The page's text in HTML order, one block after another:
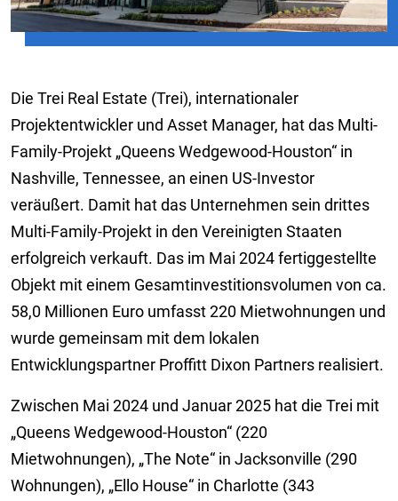
Die Trei Real Estate (Trei), internationaler
Projektentwickler und Asset Manager, hat das Multi-
Family-Projekt „Queens Wedgewood-Houston“ in
Nashville, Tennessee, an einen US-Investor
veräußert. Damit hat das Unternehmen sein drittes
Multi-Family-Projekt in den Vereinigten Staaten
erfolgreich verkauft. Das im Mai 2024 fertiggestellte
Objekt mit einem Gesamtinvestitionsvolumen von ca.
58,0 Millionen Euro umfasst 220 Mietwohnungen und
wurde gemeinsam mit dem lokalen
Entwicklungspartner Proffitt Dixon Partners realisiert.
Zwischen Mai 2024 und Januar 2025 hat die Trei mit
„Queens Wedgewood-Houston“ (220
Mietwohnungen), „The Note“ in Jacksonville (290
Wohnungen), „Ello House“ in Charlotte (343